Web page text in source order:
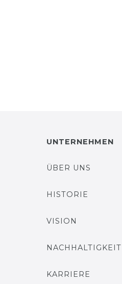
UNTERNEHMEN
ÜBER UNS
HISTORIE
VISION
NACHHALTIGKEIT
KARRIERE